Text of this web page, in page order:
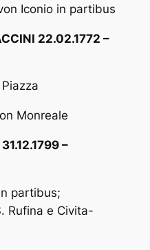
Iconio in partibus
22.02.1772 –
Monreale
–
partibus;
Rufina e Civita-